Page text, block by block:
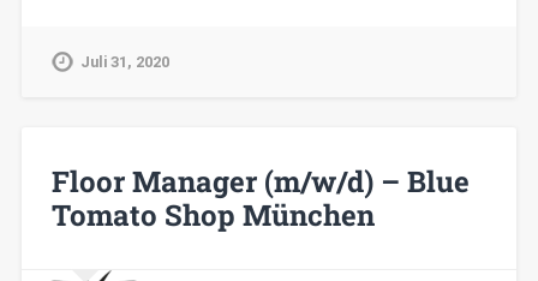
Juli 31, 2020
Floor Manager (m/w/d) – Blue
Tomato Shop München